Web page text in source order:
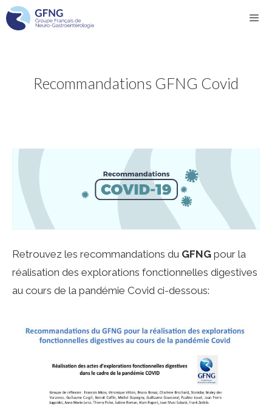
Aller
au
Recommandations GFNG Covid
Retrouvez les recommandations du GFNG pour la
réalisation des explorations fonctionnelles digestives
au cours de la pandémie Covid ci-dessous: